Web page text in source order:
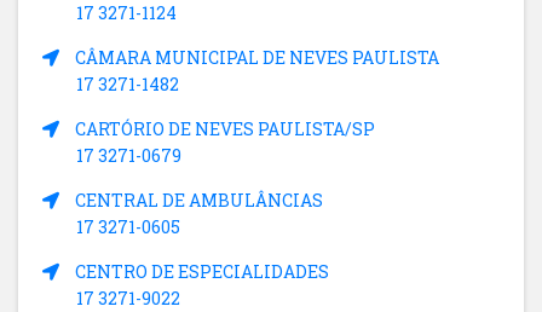
17 3271-1124
CÂMARA MUNICIPAL DE NEVES PAULISTA
17 3271-1482
CARTÓRIO DE NEVES PAULISTA/SP
17 3271-0679
CENTRAL DE AMBULÂNCIAS
17 3271-0605
CENTRO DE ESPECIALIDADES
17 3271-9022